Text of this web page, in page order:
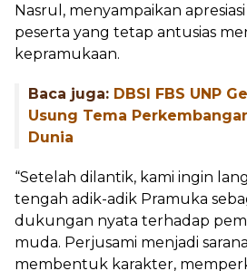
Nasrul, menyampaikan
peserta yang tetap antusias
kepramukaan.
Baca juga: DBSI FBS UNP
Usung Tema
Dunia
“Setelah dilantik, kami ingin
tengah adik-adik Pramuka
dukungan nyata terhadap
muda. Perjusami menjadi
membentuk karakter,